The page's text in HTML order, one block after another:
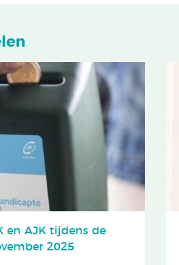
en AJK tijdens de
2025